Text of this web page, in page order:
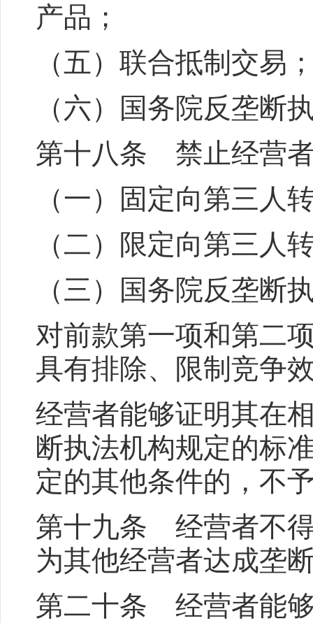
产品；
（五）联合抵制交易
（六）国务院反垄断
第十八条 禁止经营
（一）固定向第三人
（二）限定向第三人
（三）国务院反垄断
对前款第一项和第二
具有排除、限制竞争
经营者能够证明其在
断执法机构规定的标
定的其他条件的，不
第十九条 经营者不
为其他经营者达成垄
第二十条 经营者能